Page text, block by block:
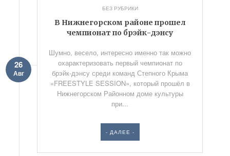
БЕЗ РУБРИКИ
В Нижнегорском районе прошел
чемпионат по брэйк-дэнсу
26
Авг
Шумно, весело, интересно именно так можно
охарактеризовать первый чемпионат по
брэйк-дэнсу среди команд Степного Крыма
«FREESTYLE SESSION», который прошёл в
Нижнегорском Районном доме культуры
при...
- ДАЛЕЕ -